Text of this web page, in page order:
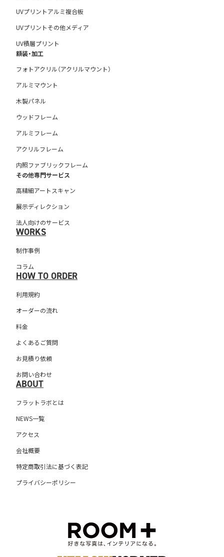
UVプリントアルミ複合板
UVプリントその他メディア
UV積層プリント
額装・加工
フォトアクリル（アクリルマウント）
アルミマウント
木製パネル
ウッドフレーム
アルミフレーム
アクリルフレーム
内照ファブリックフレーム
その他専門サービス
高精細アートスキャン
展示ディレクション
法人向けのサービス
WORKS
制作事例
コラム
HOW TO ORDER
利用規約
オーダーの流れ
料金
よくあるご質問
お見積り依頼
お問い合わせ
ABOUT
フラットラボとは
NEWS一覧
アクセス
会社概要
特定商取引法に基づく表記
プライバシーポリシー